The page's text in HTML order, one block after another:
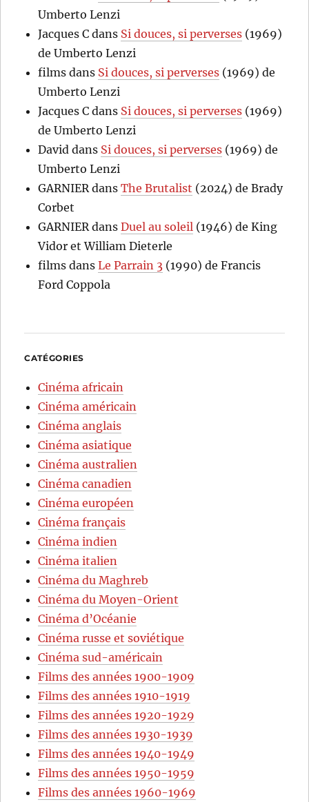
Umberto Lenzi
Jacques C dans Si douces, si perverses (1969)
de Umberto Lenzi
films dans Si douces, si perverses (1969) de
Umberto Lenzi
Jacques C dans Si douces, si perverses (1969)
de Umberto Lenzi
David dans Si douces, si perverses (1969) de
Umberto Lenzi
GARNIERdansThe Brutalist (2024) de Brady
Corbet
GARNIERdansDuel au soleil (1946) de King
Vidor et William Dieterle
films dansLe Parrain 3 (1990) de Francis
Ford Coppola
CATÉGORIES
Cinéma africain
Cinéma américain
Cinéma anglais
Cinéma asiatique
Cinéma australien
Cinéma canadien
Cinéma européen
Cinéma français
Cinéma indien
Cinéma italien
Cinéma du Maghreb
Cinéma du Moyen-Orient
Cinéma d’Océanie
Cinéma russe et soviétique
Cinéma sud-américain
Films des années 1900-1909
Films des années 1910-1919
Films des années 1920-1929
Films des années 1930-1939
Films des années 1940-1949
Films des années 1950-1959
Films des années 1960-1969